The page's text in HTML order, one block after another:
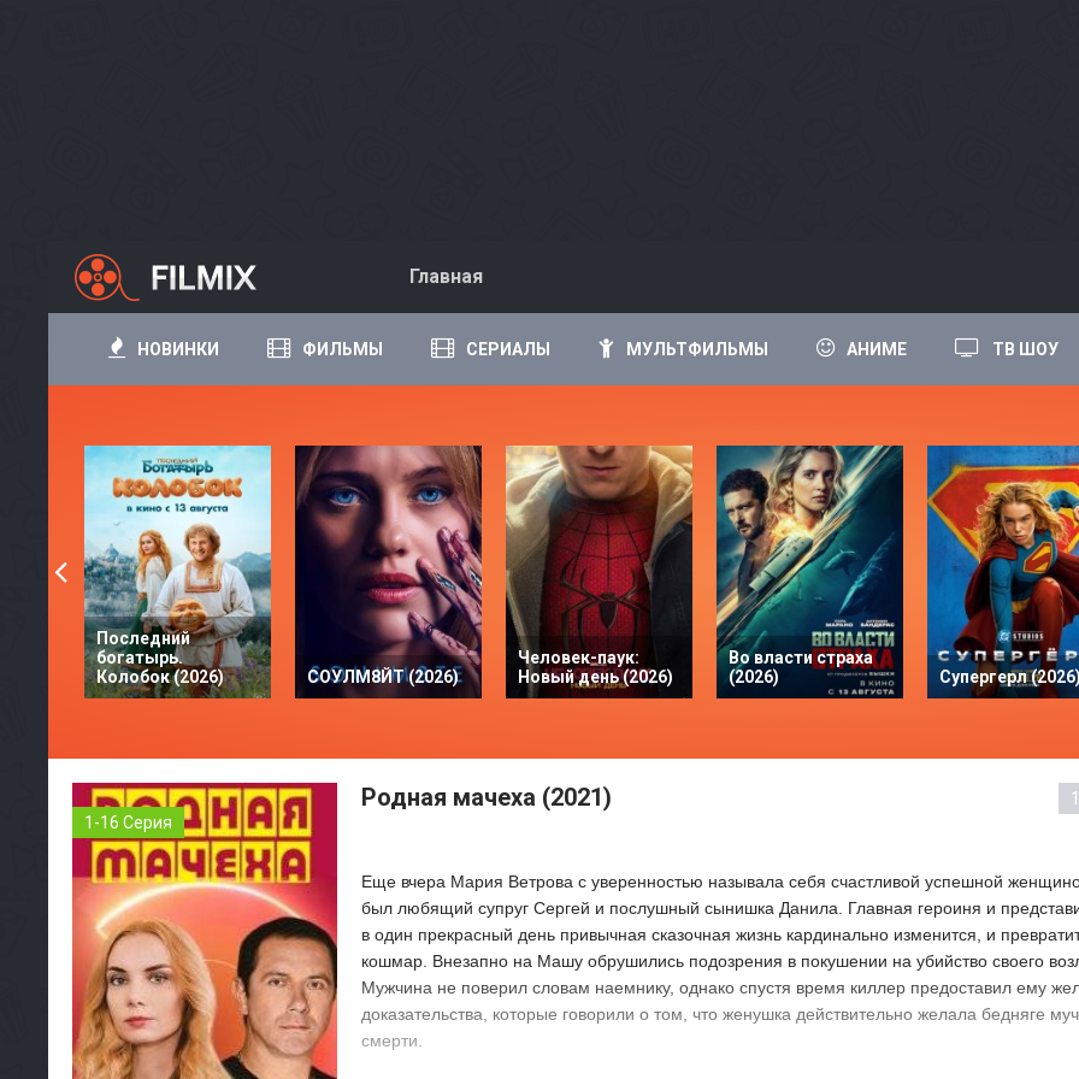
Главная
НОВИНКИ ФИЛЬМЫ СЕРИАЛЫ МУЛЬТФИЛЬМЫ АНИМЕ ТВ ШОУ
Последний
богатырь.
Колобок (2026)
СОУЛМ8ЙТ (2026)
Человек-паук:
Новый день (2026)
Во власти страха
(2026)
Супергерл
1-16 Серия
Родная мачеха (2021)
Еще вчера Мария Ветрова с уверенностью называла себя счастливой успешной
был любящий супруг Сергей и послушный сынишка Данила. Главная героиня и
в один прекрасный день привычная сказочная жизнь кардинально изменится, и
кошмар. Внезапно на Машу обрушились подозрения в покушении на убийство своего
Мужчина не поверил словам наемнику, однако спустя время киллер предоставил ему
доказательства, которые говорили о том, что женушка действительно желала бедняге
смерти.